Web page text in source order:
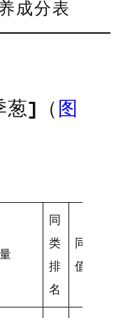
成分表
葱]（ 图
同
类
排
名
同类均
值